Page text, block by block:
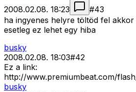
2008.02.08. 18:23
#43
ha ingyenes helyre töltöd fel
esetleg ez lehet egy hiba
busky
2008.02.08. 18:03#42
Ez a link:
http://www.premiumbeat.com/
busky